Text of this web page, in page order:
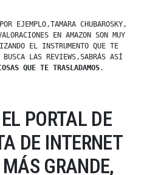
EJEMPLO,TAMARA CHUBAROSKY,
EN AMAZON SON MUY
EL INSTRUMENTO QUE TE
BUSCA LAS REVIEWS,SABRÁS ASÍ
QUE TE TRASLADAMOS.
PORTAL DE
DE INTERNET
GRANDE,